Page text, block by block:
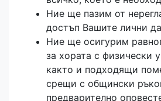
Ние ще пазим от
достъп Вашите лични
Ние ще осигурим
за хората с физически
както и подходящи
срещи с общински
предварително